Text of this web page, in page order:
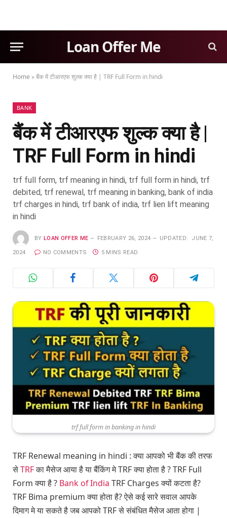
Loan Offer Me
Home »बैंक में टीआरएफ शुल्क क्या है | TRF Full Form in hindi
BANK
बैंक में टीआरएफ शुल्क क्या है |
TRF Full Form in hindi
trf full form, trf meaning in hindi, trf full form in hindi, trf
debited, trf renewal, trf meaning in banking, bank of india
trf charges in hindi, trf bank of india, trf lien lift meaning
in hindi
BY LOAN OFFER ME FEBRUARY 26, 2024 UPDATED: JUNE 7,
2024 NO COMMENTS 5 MINS READ
trf full form in banking in hindi
TRF Renewal meaning in hindi : क्या आपको भी बैंक की तरफ
सेTRFका मैसेज आया है या बैंकिंग मे TRF क्या होता है ? TRF Full
Form क्या है ? Bank of India TRF Charges क्यों कटता है?
TRF Bima premium क्या होता है? ऐसे कई सारे सवाल आपके
दिमाग मे या सकते है जब आपको TRF से संबंधित मैसेज आता होगा |